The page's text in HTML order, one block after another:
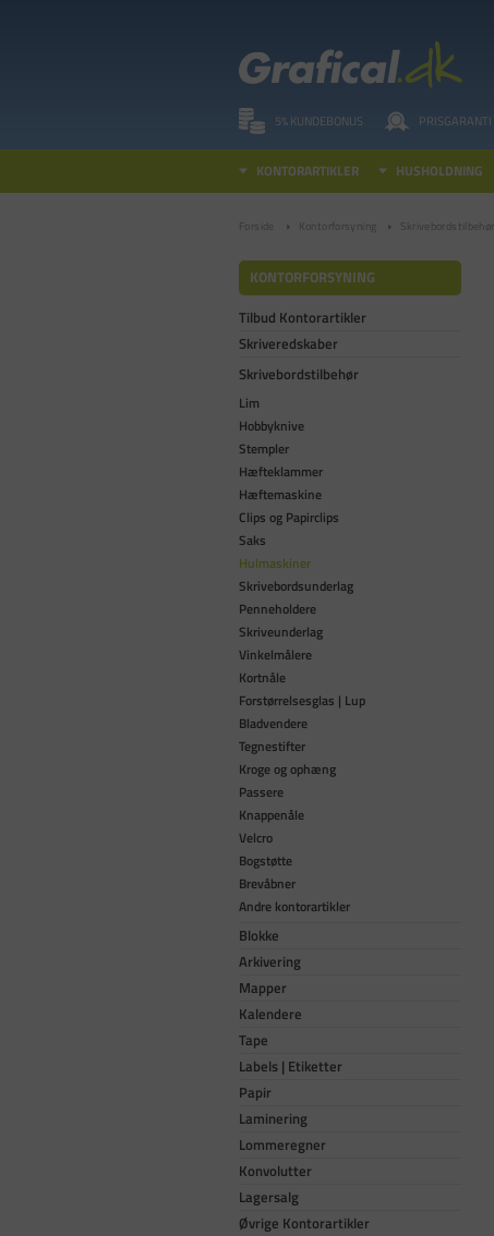
5% KUNDEBONUS PRISGARANTI
KONTORARTIKLER HUSHOLDNING
Forside Kontorforsyning Skrivebordstilbehør
KONTORFORSYNING
Tilbud Kontorartikler
Skriveredskaber
Skrivebordstilbehør
Lim
Hobbyknive
Stempler
Hæfteklammer
Hæftemaskine
Clips og Papirclips
Saks
Hulmaskiner
Skrivebordsunderlag
Penneholdere
Skriveunderlag
Vinkelmålere
Kortnåle
Forstørrelsesglas | Lup
Bladvendere
Tegnestifter
Kroge og ophæng
Passere
Knappenåle
Velcro
Bogstøtte
Brevåbner
Andre kontorartikler
Blokke
Arkivering
Mapper
Kalendere
Tape
Labels | Etiketter
Papir
Laminering
Lommeregner
Konvolutter
Lagersalg
Øvrige Kontorartikler